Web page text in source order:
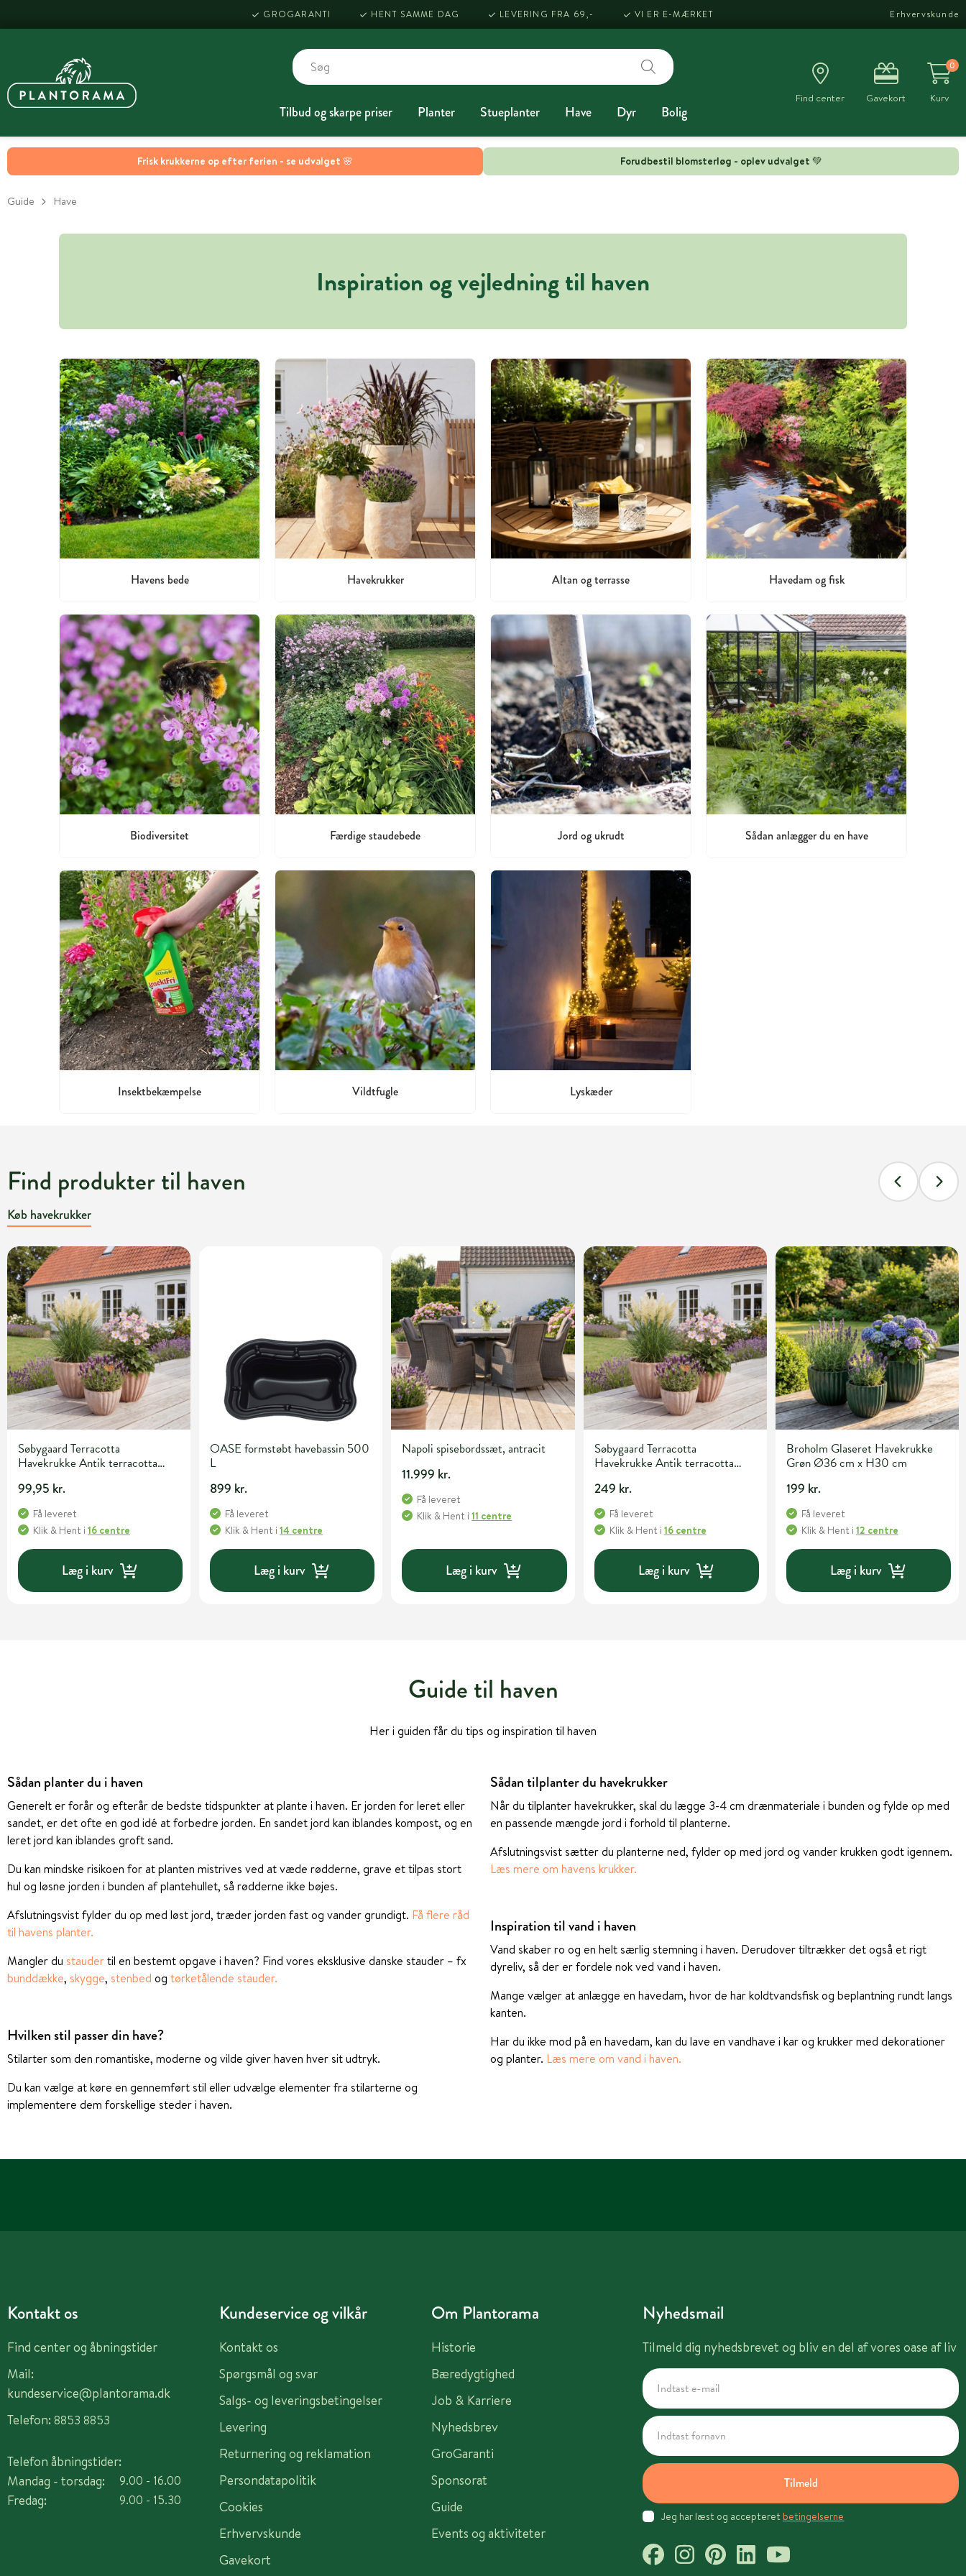
Frisk krukkerne op efter ferien - se udvalget 🌸 Forudbestil blomsterløg - oplev udvalget 💚
GROGARANTI HENT SAMME DAG LEVERING FRA 69,- VI ER E-MÆRKET Erhvervskunde
Tilbud og skarpe priser Planter Stueplanter Have Dyr Bolig
Find center Gavekort
0
Kurv
Guide Have
Inspiration og vejledning til haven
Havens bede Havekrukker Altan og terrasse Havedam og fisk
Biodiversitet Færdige staudebede Jord og ukrudt Sådan anlægger du en have
Insektbekæmpelse Vildtfugle Lyskæder
Find produkter til haven
Køb havekrukker
Søbygaard Terracotta
Havekrukke Antik terracotta
99,95 kr.
Få leveret
Klik & Hent i 16 centre
Læg i kurv
OASE formstøbt havebassin 500
L
899 kr.
Få leveret
Klik & Hent i14 centre
Læg i kurv
Napoli spisebordssæt, antracit
11.999 kr.
Få leveret
Klik & Hent i11 centre
Læg i kurv
Søbygaard Terracotta
Havekrukke Antik terracotta
249 kr.
Få leveret
Klik & Hent i 16 centre
Læg i kurv
Broholm Glaseret Havekrukke
Grøn Ø36 cm x H30 cm
199 kr.
Få leveret
Klik & Hent i 12 centre
Læg i kurv
Guide til haven
Her i guiden får du tips og inspiration til haven
Sådan planter du i haven
Generelt er forår og efterår de bedste tidspunkter at plante i haven. Er jorden for leret eller
sandet, er det ofte en god idé at forbedre jorden. En sandet jord kan iblandes kompost, og en
leret jord kan iblandes groft sand.
Du kan mindske risikoen for at planten mistrives ved at væde rødderne, grave et tilpas stort
hul og løsne jorden i bunden af plantehullet, så rødderne ikke bøjes.
Afslutningsvist fylder du op med løst jord, træder jorden fast og vander grundigt. Få flere råd
til havens planter.
Mangler du staudertil en bestemt opgave i haven? Find vores eksklusive danske stauder – fx
bunddække, skygge, stenbed og tørketålende stauder.
Hvilken stil passer din have?
Stilarter som den romantiske, moderne og vilde giver haven hver sit udtryk.
Du kan vælge at køre en gennemført stil eller udvælge elementer fra stilarterne og
implementere dem forskellige steder i haven.
Sådan tilplanter du havekrukker
Når du tilplanter havekrukker, skal du lægge 3-4 cm drænmateriale i bunden og fylde op med
en passende mængde jord i forhold til planterne.
Afslutningsvist sætter du planterne ned, fylder op med jord og vander krukken godt igennem.
Læs mere om havens krukker.
Inspiration til vand i haven
Vand skaber ro og en helt særlig stemning i haven. Derudover tiltrækker det også et rigt
dyreliv, så der er fordele nok ved vand i haven.
Mange vælger at anlægge en havedam, hvor de har koldtvandsfisk og beplantning rundt langs
kanten.
Har du ikke mod på en havedam, kan du lave en vandhave i kar og krukker med dekorationer
og planter. Læs mere om vand i haven.
Kontakt os
Find center og åbningstider
Mail:
kundeservice@plantorama.dk
Telefon: 8853 8853
Telefon åbningstider:
Mandag - torsdag:
Fredag:
9.00 - 16.00
9.00 - 15.30
Kundeservice og vilkår
Kontakt os
Spørgsmål og svar
Salgs- og leveringsbetingelser
Levering
Returnering og reklamation
Persondatapolitik
Cookies
Erhvervskunde
Gavekort
Om Plantorama
Historie
Bæredygtighed
Job & Karriere
Nyhedsbrev
GroGaranti
Sponsorat
Guide
Events og aktiviteter
Nyhedsmail
Tilmeld dig nyhedsbrevet og bliv en del af vores oase af liv
Tilmeld
Jeg har læst og accepteret betingelserne